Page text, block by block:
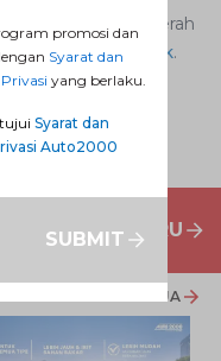
yang berada di daerah
Auto2000 Cilandak.
MOBIL BARU
LIHAT SEMUA
promosi dan
Syarat dan
yang berlaku.
Syarat dan
Auto2000
SUBMIT